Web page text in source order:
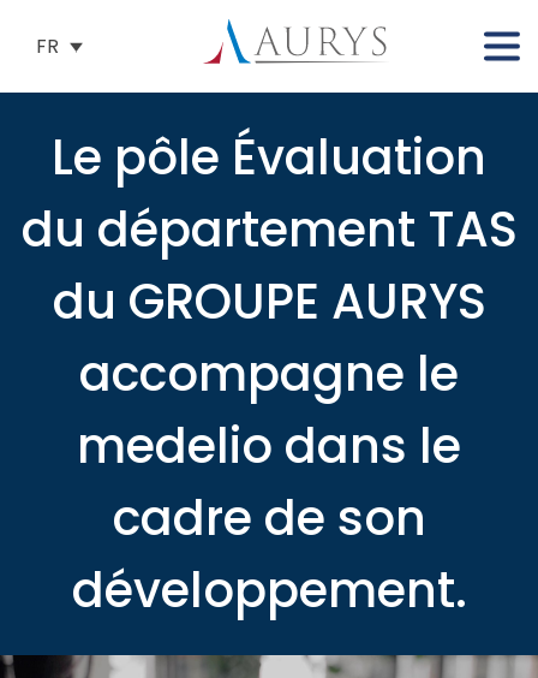
FR
Le pôle Évaluation
du département TAS
du GROUPE AURYS
accompagne le
medelio dans le
cadre de son
développement.